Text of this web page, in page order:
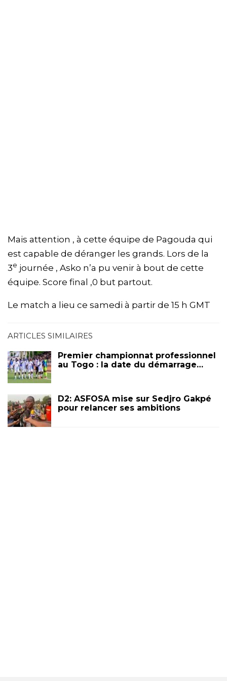
Mais attention , à cette équipe de Pagouda qui
est capable de déranger les grands. Lors de la
3e journée , Asko n’a pu venir à bout de cette
équipe. Score final ,0 but partout.
Le match a lieu ce samedi à partir de 15 h GMT
ARTICLES SIMILAIRES
Premier championnat professionnel
au Togo : la date du démarrage…
D2: ASFOSA mise sur Sedjro Gakpé
pour relancer ses ambitions